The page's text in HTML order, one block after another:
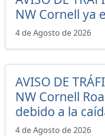
NW Cornell ya
4 de Agosto de 2026
AVISO DE
NW Cornell
debido a la
4 de Agosto de 2026